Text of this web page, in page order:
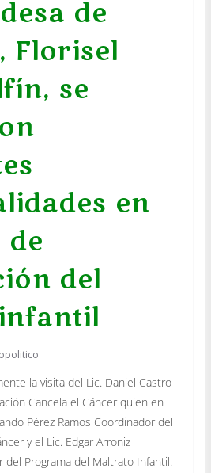
de
Florisel
se
en
del
la visita del Lic. Daniel Castro
Cancela el Cáncer quien en
Pérez Ramos Coordinador del
y el Lic. Edgar Arroniz
del Programa del Maltrato Infantil.